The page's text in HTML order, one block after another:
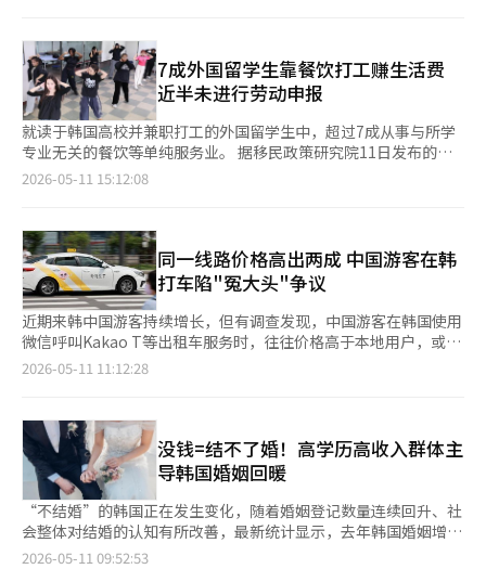
题为《情绪·行为危机学生支持体系中的盲区结构及改善方案》的
研究论文。 研究面向首尔地区小学、初中、高中共2485名教师进
行了问卷调查。结果显示，52.6%的教师认为，过去一年中，由
7成外国留学生靠餐饮打工赚生活费
近半未进行劳动申报
就读于韩国高校并兼职打工的外国留学生中，超过7成从事与所学
专业无关的餐饮等单纯服务业。 据移民政策研究院11日发布的
《吸引外国留学生对韩国社会经济研究》报告，在韩国高校就读期
己所学专业进行经济活动的外国留学生仅占2.4%。 此外，41.9%
的兼职留学生未向政府进行申报，仅以口头签约方式工作，属于非
正式雇佣状态。 研究团队基于韩国政府2023年至2024年移民居留
与就业调查，以及2024年
2026-05-11 15:12:08
同一线路价格高出两成 中国游客在韩
打车陷"冤大头"争议
近期来韩中国游客持续增长，但有调查发现，中国游客在韩国使用
微信呼叫Kakao T等出租车服务时，往往价格高于本地用户，或只
能选择价格更高的高端车型，引发区别定价争议。 据相关业界11
用，也无需进行手机号实名认证或绑定银行卡，可直接使用中文界
面并通过微信支付完成结算。通过微信叫车已逐渐成为中国游客在
韩国出行的常见方式。 但问题在于，同一时间和目的地通过微信
查询到的车费往往高出直
2026-05-11 11:12:28
没钱=结不了婚！高学历高收入群体主
导韩国婚姻回暖
“不结婚”的韩国正在发生变化，随着婚姻登记数量连续回升、社
会整体对结婚的认知有所改善，最新统计显示，去年韩国婚姻增长
主要由高学历人群和白领阶层推动，收入差距正在成为影响年轻人
2026-05-11 09:52:53